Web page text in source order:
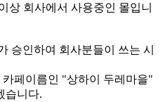
상 회사에서 사용중인 몰입니
승인하여 회사분들이 쓰는 시
페이름인 "상하이 두레마을"
습니다.